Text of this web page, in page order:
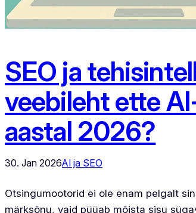
SEO ja
veebileht ette
aastal 2026?
30. Jan 2026AI ja SEO
Otsingumootorid ei ole enam pelgalt
märksõnu, vaid püüab mõista sisu